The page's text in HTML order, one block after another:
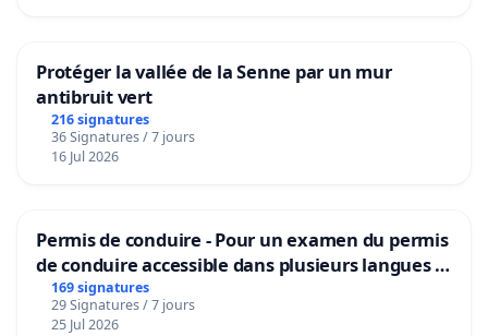
Protéger la vallée de la Senne par un mur
antibruit vert
216 signatures
36 Signatures / 7 jours
16 Jul 2026
Permis de conduire - Pour un examen du permis
de conduire accessible dans plusieurs langues à
Bruxelles
169 signatures
29 Signatures / 7 jours
25 Jul 2026